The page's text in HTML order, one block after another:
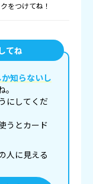
をつけてね！
てね
知らないし
にしてくだ
うとカード
人に見える